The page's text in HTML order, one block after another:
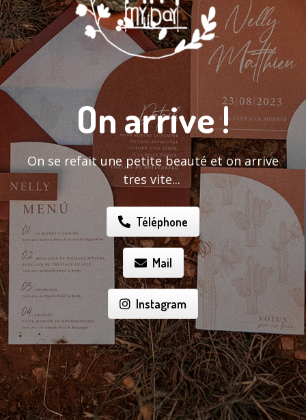
On arrive !
On se refait une petite beauté et on arrive
tres vite...
Téléphone
Mail
Instagram